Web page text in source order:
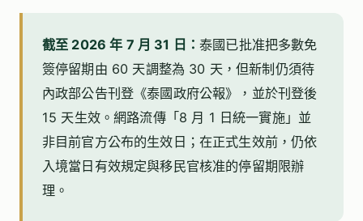
截至 2026 年 7 月 31 日：泰國已批准把多數免
簽停留期由 60 天調整為 30 天，但新制仍須待
內政部公告刊登《泰國政府公報》，並於刊登後
15 天生效。網路流傳「8 月 1 日統一實施」並
非目前官方公布的生效日；在正式生效前，仍依
入境當日有效規定與移民官核准的停留期限辦
理。